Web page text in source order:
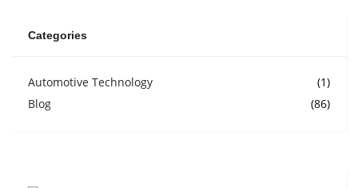
Categories
Automotive Technology
(1)
Blog
(86)